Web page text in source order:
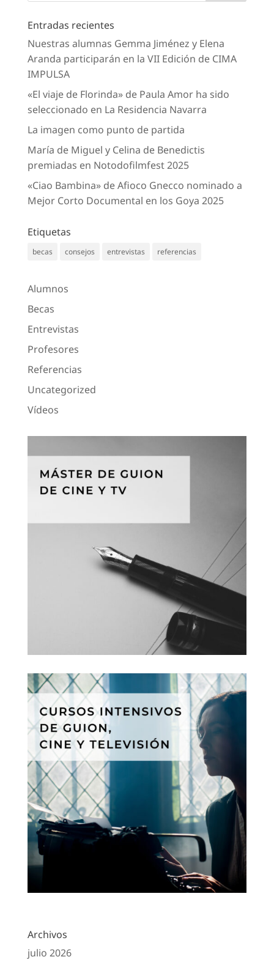
Entradas recientes
Nuestras alumnas Gemma Jiménez y Elena
Aranda participarán en la VII Edición de CIMA
IMPULSA
«El viaje de Florinda» de Paula Amor ha sido
seleccionado en La Residencia Navarra
La imagen como punto de partida
María de Miguel y Celina de Benedictis
premiadas en Notodofilmfest 2025
«Ciao Bambina» de Afioco Gnecco nominado a
Mejor Corto Documental en los Goya 2025
Etiquetas
becas consejos entrevistas referencias
Alumnos
Becas
Entrevistas
Profesores
Referencias
Uncategorized
Vídeos
Archivos
julio 2026